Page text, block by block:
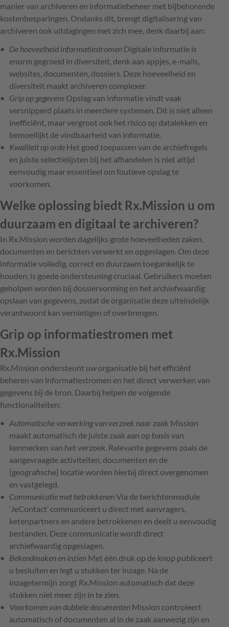
manier van archiveren en informatiebeheer met bijbehorende
kostenbesparingen. Ondanks dit, brengt digitalisering van
archiveren ook uitdagingen met zich mee, denk daarbij aan:
De hoeveelheid informatiestromen Digitale informatie is
enorm gegroeid in diversiteit, denk aan appjes, e-mails,
websites, documenten, dossiers. Deze hoeveelheid en
diversiteit maakt archiveren complexer.
Grip op gegevens Opslag van informatie vindt vaak
versnipperd plaats in meerdere systemen. Dit is niet alleen
inefficiënt, maar vergroot ook het risico op datalekken en
bemoeilijkt de vindbaarheid van informatie.
Kwaliteit op orde Het goed toepassen van de archiefregels
en juiste selectielijsten bij het afhandelen is niet altijd
eenvoudig maar essentieel om foutieve opslag te
voorkomen.
Welke oplossing biedt Rx.Mission u om
duurzaam en digitaal te archiveren?
In Rx.Mission worden dagelijks grote hoeveelheden zaken,
documenten en berichten verwerkt en opgeslagen. Om deze
informatie volledig, correct en duurzaam toegankelijk te
houden, is goede ondersteuning cruciaal. Gebruikers moeten
geholpen worden bij dossiervorming en het archiefwaardig
opslaan van gegevens, zodat de organisatie deze uiteindelijk
verantwoord kan vernietigen of overbrengen.
Grip op informatiestromen met
Rx.Mission
Rx.Mission ondersteunt uw organisatie bij het efficiënt
beheren van informatiestromen en het direct verwerken van
gegevens bij de bron. Daarbij helpen de volgende
functionaliteiten:
Automatische verwerking van verzoek naar zaak Mission
maakt automatisch de juiste zaak aan op basis van
kenmerken van het verzoek. Relevante gegevens zoals de
aangevraagde activiteiten, documenten en de
(geografische) locatie worden hierbij direct overgenomen
en vastgelegd.
Communicatie met betrokkenenVia de berichtenmodule
‘JeContact’ communiceert u direct met aanvragers,
ketenpartners en andere betrokkenen en deelt u eenvoudig
bestanden. Deze communicatie wordt direct
archiefwaardig opgeslagen.
Bekendmaken en inzien Met één druk op de knop publiceert
u besluiten en legt u stukken ter inzage. Na de
inzagetermijn zorgt Rx.Mission automatisch dat deze
stukken niet meer zijn in te zien.
Voorkomen van dubbele documenten Mission controleert
automatisch of documenten al in de zaak aanwezig zijn en